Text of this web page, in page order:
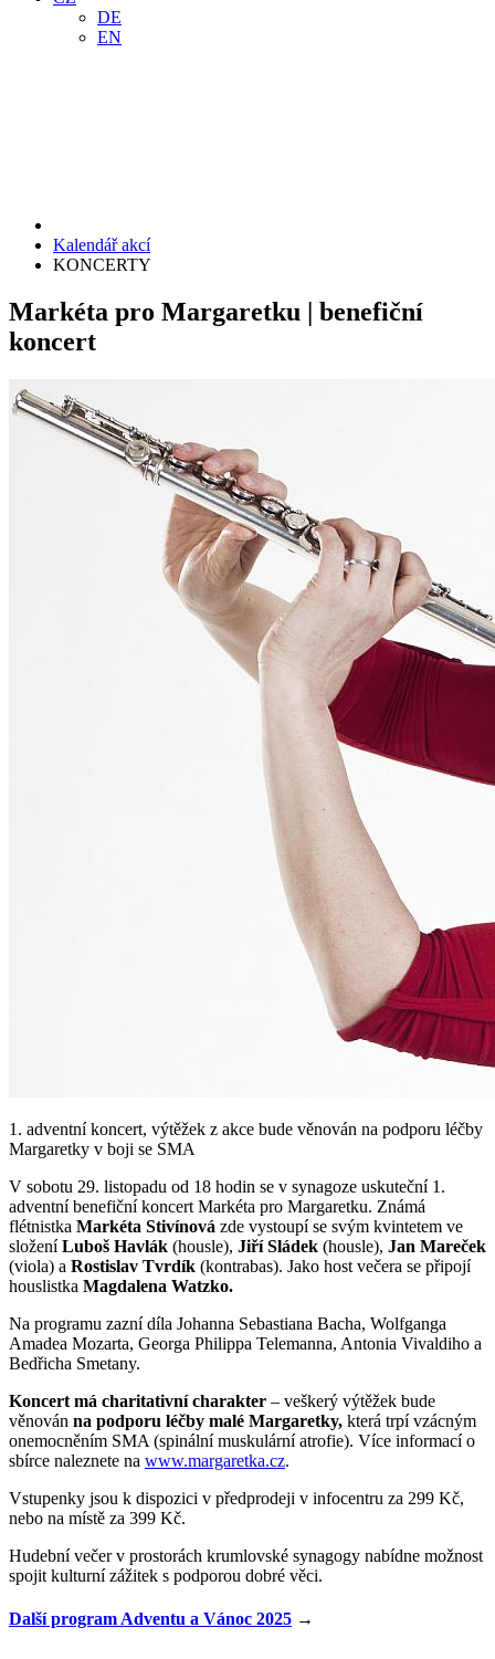
DE
EN
Kalendář akcí
KONCERTY
Markéta pro Margaretku | benefiční
koncert
1. adventní koncert, výtěžek z akce bude věnován na podporu léčby
Margaretky v boji se SMA
V sobotu 29. listopadu od 18 hodin se v synagoze uskuteční 1.
adventní benefiční koncert Markéta pro Margaretku. Známá
flétnistka Markéta Stivínová zde vystoupí se svým kvintetem ve
složeníLuboš Havlák (housle), Jiří Sládek (housle), Jan Mareček
(viola) a Rostislav Tvrdík (kontrabas). Jako host večera se připojí
houslistka Magdalena Watzko.
Na programu zazní díla Johanna Sebastiana Bacha, Wolfganga
Amadea Mozarta, Georga Philippa Telemanna, Antonia Vivaldiho a
Bedřicha Smetany.
Koncert má charitativní charakter – veškerý výtěžek bude
věnován na podporu léčby malé Margaretky, která trpí vzácným
onemocněním SMA (spinální muskulární atrofie). Více informací o
sbírce naleznete na www.margaretka.cz.
Vstupenky jsou k dispozici v předprodeji v infocentru za 299 Kč,
nebo na místě za 399 Kč.
Hudební večer v prostorách krumlovské synagogy nabídne možnost
spojit kulturní zážitek s podporou dobré věci.
Další program Adventu a Vánoc 2025 →